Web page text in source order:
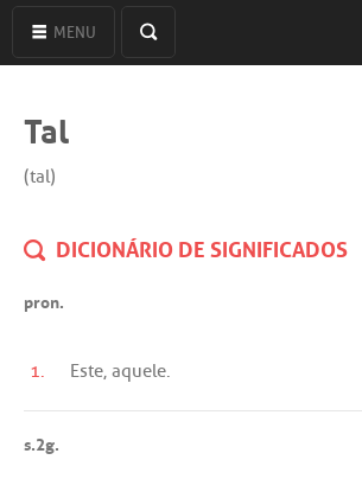
MENU
Tal
(tal)
DICIONÁRIO DE SIGNIFICADOS
pron.
1. Este, aquele.
s.2g.